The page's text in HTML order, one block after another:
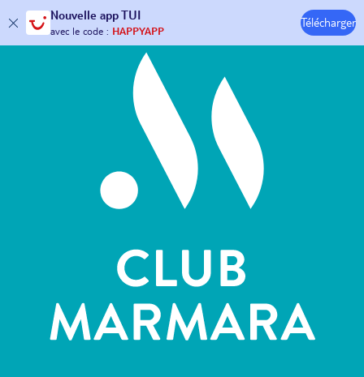
Nouvelle app TUI
30€ offerts*sur votre
avec le code : HAPPYAPP
Télécharger
Hôtels & Clubs